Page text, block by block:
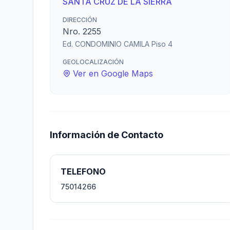
DIRECCIÓN
Nro. 2255
Ed. CONDOMINIO CAMILA Piso 4
GEOLOCALIZACIÓN
Ver en Google Maps
Información de Contacto
TELEFONO
75014266